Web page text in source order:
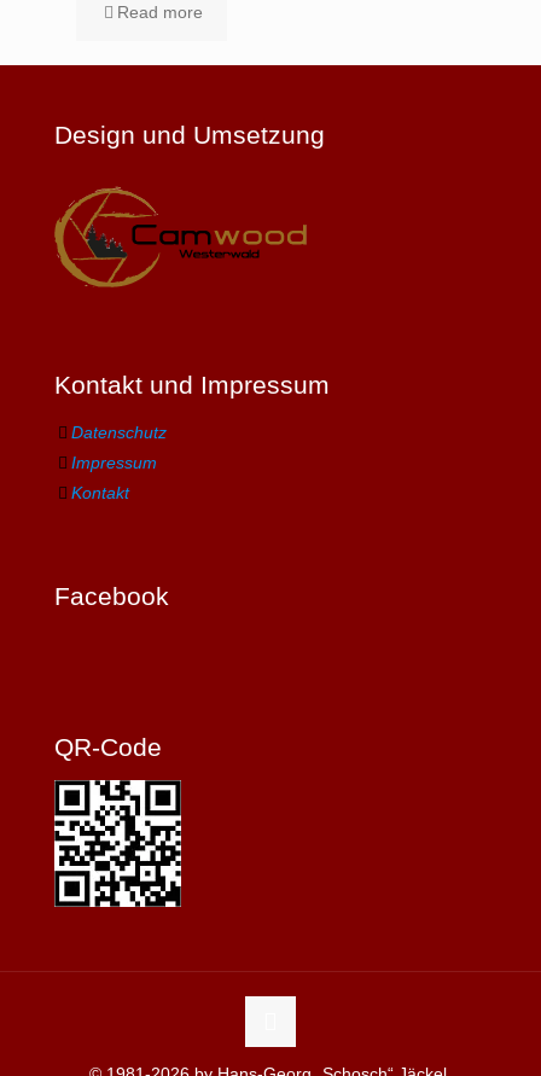
Read more
Design und Umsetzung
Kontakt und Impressum
Datenschutz
Impressum
Kontakt
Facebook
QR-Code